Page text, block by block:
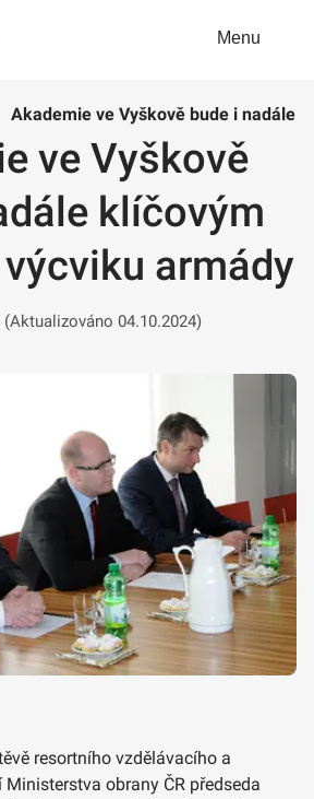
Menu
Akademie ve Vyškově bude i nadále
ve Vyškově
klíčovým
armády
04.10.2024)
resortního vzdělávacího a
obrany ČR předseda